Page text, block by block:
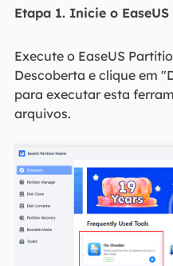
Etapa 1. Inicie o
Execute o EaseUS
Descoberta e clique em
para executar esta
arquivos.